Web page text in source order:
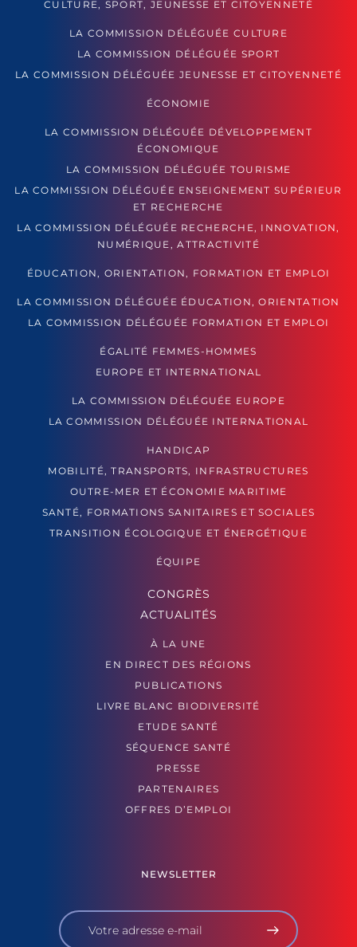
CULTURE, SPORT, JEUNESSE ET CITOYENNETÉ
LA COMMISSION DÉLÉGUÉE CULTURE
LA COMMISSION DÉLÉGUÉE SPORT
LA COMMISSION DÉLÉGUÉE JEUNESSE ET CITOYENNETÉ
ÉCONOMIE
LA COMMISSION DÉLÉGUÉE DÉVELOPPEMENT
ÉCONOMIQUE
LA COMMISSION DÉLÉGUÉE TOURISME
LA COMMISSION DÉLÉGUÉE ENSEIGNEMENT SUPÉRIEUR
ET RECHERCHE
LA COMMISSION DÉLÉGUÉE RECHERCHE, INNOVATION,
NUMÉRIQUE, ATTRACTIVITÉ
ÉDUCATION, ORIENTATION, FORMATION ET EMPLOI
LA COMMISSION DÉLÉGUÉE ÉDUCATION, ORIENTATION
LA COMMISSION DÉLÉGUÉE FORMATION ET EMPLOI
ÉGALITÉ FEMMES-HOMMES
EUROPE ET INTERNATIONAL
LA COMMISSION DÉLÉGUÉE EUROPE
LA COMMISSION DÉLÉGUÉE INTERNATIONAL
HANDICAP
MOBILITÉ, TRANSPORTS, INFRASTRUCTURES
OUTRE-MER ET ÉCONOMIE MARITIME
SANTÉ, FORMATIONS SANITAIRES ET SOCIALES
TRANSITION ÉCOLOGIQUE ET ÉNERGÉTIQUE
ÉQUIPE
CONGRÈS
ACTUALITÉS
À LA UNE
EN DIRECT DES RÉGIONS
PUBLICATIONS
LIVRE BLANC BIODIVERSITÉ
ETUDE SANTÉ
SÉQUENCE SANTÉ
PRESSE
PARTENAIRES
OFFRES D’EMPLOI
NEWSLETTER